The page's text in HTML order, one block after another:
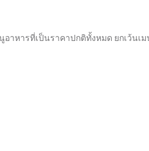
าหารที่เป็นราคาปกติทั้งหมด ยกเว้นเ